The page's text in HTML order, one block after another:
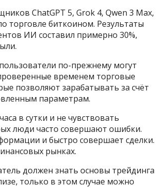
ChatGPT 5, Grok 4, Qwen 3 Max,
торговле биткоином. Результаты
ИИ составил примерно 30%,
по-прежнему могут
временем торговые
позволяют зарабатывать за счёт
параметрам.
в сутки и не чувствовать
люди часто совершают ошибки.
и быстро совершает сделки.
рынках.
должен знать основы трейдинга
только в этом случае можно